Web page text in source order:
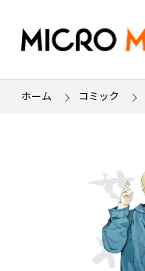
ホーム コミック